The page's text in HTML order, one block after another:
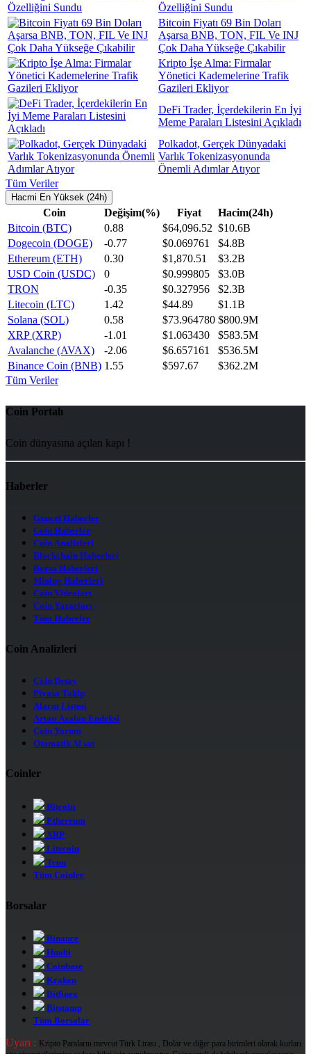
Özelliğini Sundu
Bitcoin Fiyatı 69 Bin Doları
Aşarsa BNB, TON, FIL Ve INJ
Çok Daha Yükseğe Çıkabilir
Kripto İşe Alma: Firmalar
Yönetici Kademelerine Trafik
Gazileri Ekliyor
DeFi Trader, İçerdekilerin En İyi
Meme Paraları Listesini Açıkladı
Polkadot, Gerçek Dünyadaki
Varlık Tokenizasyonunda
Önemli Adımlar Atıyor
Tüm Veriler
Hacmi En Yüksek (24h)
Coin Değişim(%) Fiyat
Hacim(24h)
Bitcoin (BTC)
0.88 $64,096.52 $10.6B
Dogecoin (DOGE)
-0.77 $0.069761
$4.8B
Ethereum (ETH)
0.30 $1,870.51
$3.2B
USD Coin (USDC)
0 $0.999805
$3.0B
TRON
-0.35 $0.327956
$2.3B
Litecoin (LTC)
1.42 $44.89
$1.1B
Solana (SOL)
0.58 $73.964780 $800.9M
XRP (XRP)
-1.01 $1.063430
$583.5M
Avalanche (AVAX)
-2.06 $6.657161
$536.5M
Binance Coin (BNB) 1.55 $597.67
$362.2M
Tüm Veriler
Coin Portalı
Coin dünyasına açılan kapı !
Haberler
Güncel Haberler
Coin Haberler
Coin Analizleri
Blockchain Haberleri
Borsa Haberleri
Mining Haberleri
Coin Videoları
Coin Yazarları
Tüm Haberler
Coin Analizleri
Coin Detay
Piyasa Takip
Alarm Listesi
Artan Azalan Endeksi
Coin Yorum
Otomatik Al sat
Coinler
Bitcoin
Ethereum
XRP
Litecoin
Tron
Tüm Coinler
Borsalar
Binance
Huobi
Coinbase
Kraken
Bitfinex
Bitstamp
Tüm Borsalar
Uyarı : Kripto Paraların mevcut Türk Lirası , Dolar ve diğer para birimleri olarak kurları